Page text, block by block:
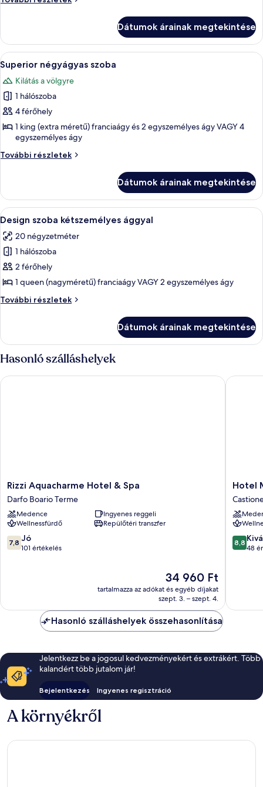
a
hegyre
kilátással
hegyre
további
részletei
Dátumok árainak megtekintése
A
következő
szoba
összes
képének
megtekintése:
Superior
négyágyas
Egy szállodai szoba, amelyben egy
5
Superior négyágyas szoba
Kilátás a völgyre
1 hálószoba
4 férőhely
1 king (extra méretű) franciaágy és 2 egyszemélyes ágy VAGY 4
egyszemélyes ágy
További részletek
Superior
részletei
Dátumok árainak megtekintése
A
következő
szoba
összes
képének
megtekintése:
Design
szoba
ággyal
Egy szállodai szoba, amelyben
1
Design szoba kétszemélyes ággyal
20 négyzetméter
1 hálószoba
2 férőhely
1 queen (nagyméretű) franciaágy VAGY 2 egyszemélyes ágy
További részletek
Design
további
részletei
Dátumok árainak megtekintése
Hasonló szálláshelyek
Rizzi
Aquacharme
Hotel
&
Spa
Darfo
Boario
Rizzi Aquacharme Hotel & Spa
Darfo Boario Terme
Medence
Ingyenes reggeli
Wellnessfürdő
Repülőtéri transzfer
7.8
ennyiből:
7,8 Jó
101 értékelés
Az
ár
34 960 Ft
34 960 Ft
tartalmazza az adókat és egyéb díjakat
szept. 3. – szept. 4.
Rizzi Aquacharme Hotel & Spa
Hotel
Milano
Alpen
Resort
Castione
della
Hotel
8.8
8,8
48
Hotel
Hasonló szálláshelyek összehasonlítása
Jelentkezz be a jogosul kedvezményekért és extrákért. Több
kalandért több jutalom jár!
Bejelentkezés Ingyenes regisztráció
A környékről